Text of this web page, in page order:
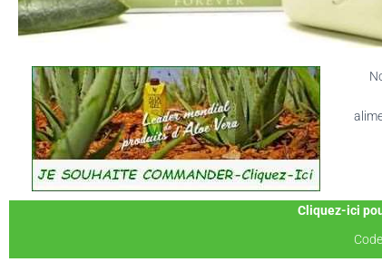
Cliquez-ici